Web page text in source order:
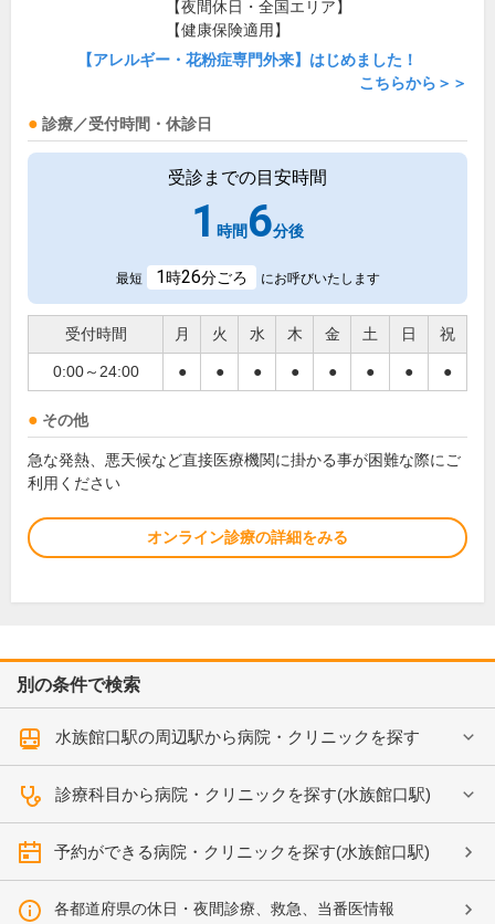
【夜間休日・全国エリア】
【健康保険適用】
【アレルギー・花粉症専門外来】はじめました！
こちらから＞＞
診療／受付時間・休診日
受診までの目安時間
1 時間 6分後
最短 1時26分ごろ にお呼びいたします
受付時間 月 火 水 木 金 土 日 祝
0:00～24:00 ● ● ● ● ● ● ● ●
その他
急な発熱、悪天候など直接医療機関に掛かる事が困難な際にご
利用ください
オンライン診療の詳細をみる
別の条件で検索
水族館口駅の周辺駅から病院・クリニックを探す
診療科目から病院・クリニックを探す(水族館口駅)
予約ができる病院・クリニックを探す(水族館口駅)
各都道府県の休日・夜間診療、救急、当番医情報